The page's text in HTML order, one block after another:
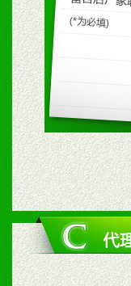
购支持。
五、退
1、给
2、对
六、服
1、完